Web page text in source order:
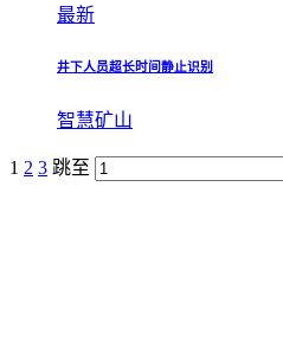
最新
井下人员超长时间静止识别
智慧矿山
1 2 3 跳至